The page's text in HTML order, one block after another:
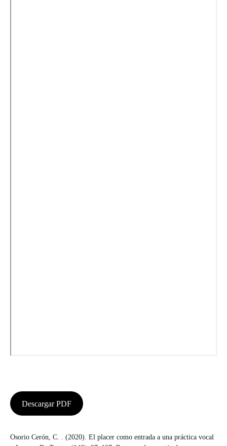
Descargar PDF
Osorio Cerón, C. . (2020). El placer como entrada a una práctica vocal